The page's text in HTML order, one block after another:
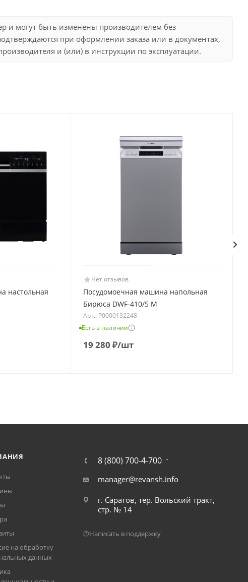
и могут быть изменены производителем без
при оформлении заказа или в документах,
и (или) в инструкции по эксплуатации.
настольная
Нет отзывов
Посудомоечная машина напольная
Бирюса DWF-410/5 M
Арт.: Р0000132248
Есть в наличии
19 280 ₽/шт
на обработку
данных
8 (800) 700-4-700
manager@revansh.info
г. Саратов, тер. Вольский тракт,
стр. № 14
Написать в поддержку